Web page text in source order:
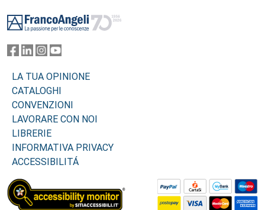
LA TUA OPINIONE
CATALOGHI
CONVENZIONI
LAVORARE CON NOI
LIBRERIE
INFORMATIVA PRIVACY
ACCESSIBILITÁ